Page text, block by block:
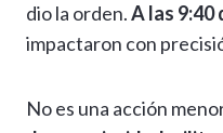
dio la orden.A las 9:40
impactaron con
No es una acción